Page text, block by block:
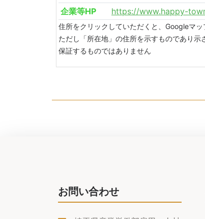
企業等HP
https://www.happy-
住所をクリックしていただくと、Googleマッ
ただし「所在地」の住所を示すものであり
保証するものではありません
お問い合わせ